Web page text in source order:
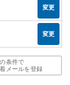
変更
変更
条件で
メールを登録